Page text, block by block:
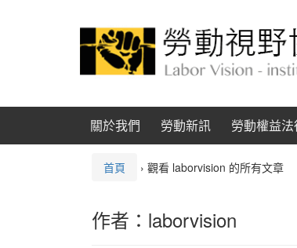
關於我們 勞動新訊 勞動權益
首頁 › 觀看 laborvision 的所有文章
作者： laborvision